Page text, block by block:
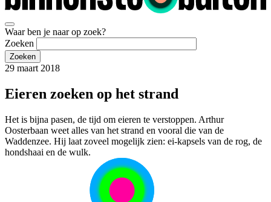
Waar ben je naar op zoek?
Zoeken
29 maart 2018
Eieren zoeken op het strand
Het is bijna pasen, de tijd om eieren te verstoppen. Arthur
Oosterbaan weet alles van het strand en vooral die van de
Waddenzee. Hij laat zoveel mogelijk zien: ei-kapsels van de rog, de
hondshaai en de wulk.